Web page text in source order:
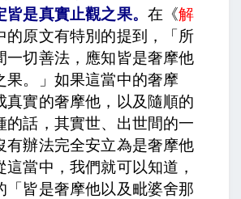
皆是真實止觀之果。在《解
的原文有特別的提到，「所
一切善法，應知皆是奢摩他
果。」如果這當中的奢摩
真實的奢摩他，以及隨順的
的話，其實世、出世間的一
有辦法完全安立為是奢摩他
這當中，我們就可以知道，
「皆是奢摩他以及毗婆舍那